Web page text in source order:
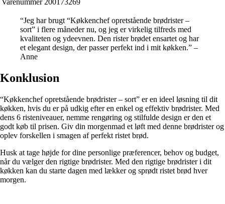
Varenummer 200173269
“Jeg har brugt “Køkkenchef opretstående brødrister –
sort” i flere måneder nu, og jeg er virkelig tilfreds med
kvaliteten og ydeevnen. Den rister brødet ensartet og har
et elegant design, der passer perfekt ind i mit køkken.” –
Anne
Konklusion
“Køkkenchef opretstående brødrister – sort” er en ideel løsning til dit
køkken, hvis du er på udkig efter en enkel og effektiv brødrister. Med
dens 6 risteniveauer, nemme rengøring og stilfulde design er den et
godt køb til prisen. Giv din morgenmad et løft med denne brødrister og
oplev forskellen i smagen af perfekt ristet brød.
Husk at tage højde for dine personlige præferencer, behov og budget,
når du vælger den rigtige brødrister. Med den rigtige brødrister i dit
køkken kan du starte dagen med lækker og sprødt ristet brød hver
morgen.